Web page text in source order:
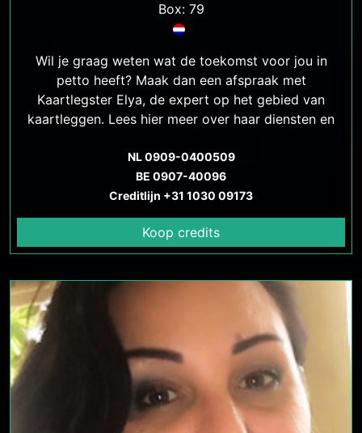
Box: 79
Wil je graag weten wat de toekomst voor jou in
petto heeft? Maak dan een afspraak met
Kaartlegster Elya, de expert op het gebied van
kaartleggen. Lees hier meer over haar diensten en
NL 0909-0400509
BE 0907-40096
Creditlijn +31 1030 09173
Koop credits